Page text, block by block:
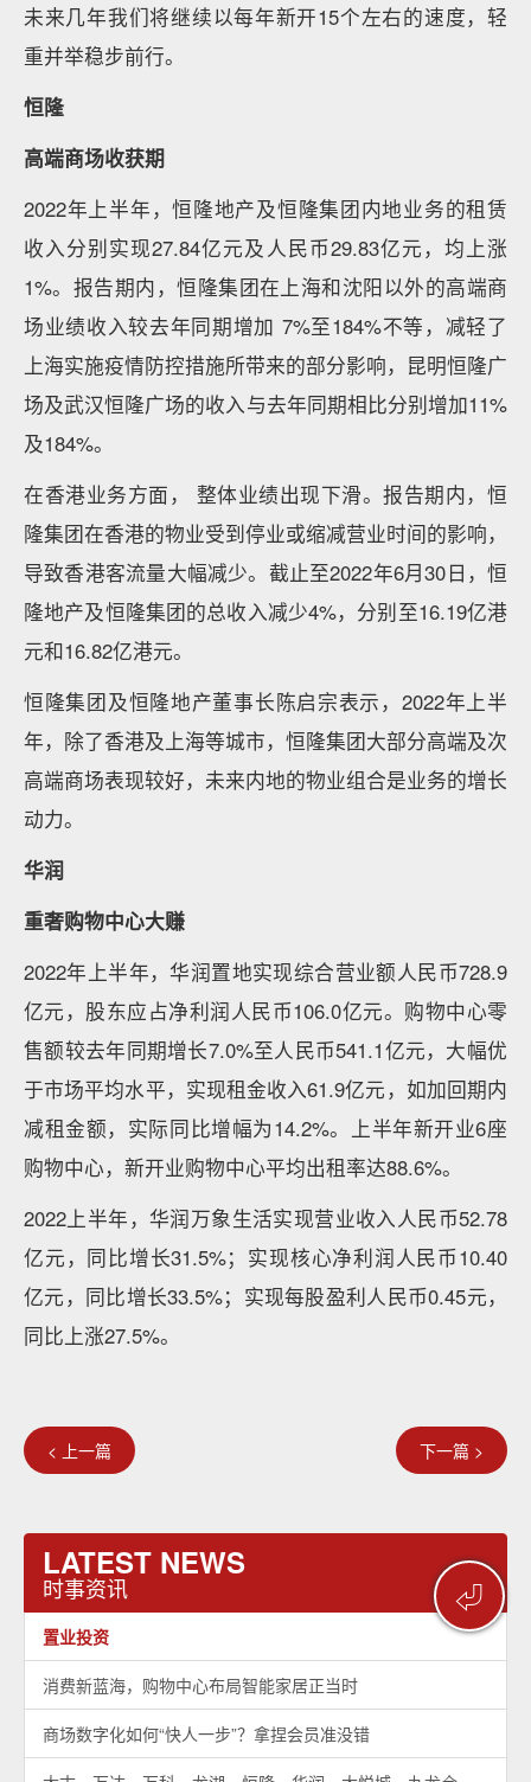
⏎
未来几年我们将继续以每年新开15个左右的速度，轻
重并举稳步前行。
恒隆
高端商场收获期
2022年上半年，恒隆地产及恒隆集团内地业务的租赁
收入分别实现27.84亿元及人民币29.83亿元，均上涨
1%。报告期内，恒隆集团在上海和沈阳以外的高端商
场业绩收入较去年同期增加 7%至184%不等，减轻了
上海实施疫情防控措施所带来的部分影响，昆明恒隆广
场及武汉恒隆广场的收入与去年同期相比分别增加11%
及184%。
在香港业务方面， 整体业绩出现下滑。报告期内，恒
隆集团在香港的物业受到停业或缩减营业时间的影响，
导致香港客流量大幅减少。截止至2022年6月30日，恒
隆地产及恒隆集团的总收入减少4%，分别至16.19亿港
元和16.82亿港元。
恒隆集团及恒隆地产董事长陈启宗表示，2022年上半
年，除了香港及上海等城市，恒隆集团大部分高端及次
高端商场表现较好，未来内地的物业组合是业务的增长
动力。
华润
重奢购物中心大赚
2022年上半年，华润置地实现综合营业额人民币728.9
亿元，股东应占净利润人民币106.0亿元。购物中心零
售额较去年同期增长7.0%至人民币541.1亿元，大幅优
于市场平均水平，实现租金收入61.9亿元，如加回期内
减租金额，实际同比增幅为14.2%。上半年新开业6座
购物中心，新开业购物中心平均出租率达88.6%。
2022上半年，华润万象生活实现营业收入人民币52.78
亿元，同比增长31.5%；实现核心净利润人民币10.40
亿元，同比增长33.5%；实现每股盈利人民币0.45元，
同比上涨27.5%。
< 上一篇 下一篇 >
LATEST NEWS
时事资讯
置业投资
消费新蓝海，购物中心布局智能家居正当时
商场数字化如何“快人一步”？拿捏会员准没错